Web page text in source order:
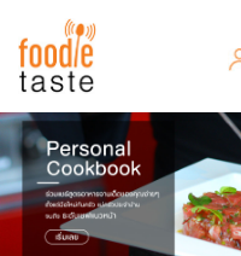
สูตรอาหาร
สูตรอาหารล่าสุด
พาไปชิม